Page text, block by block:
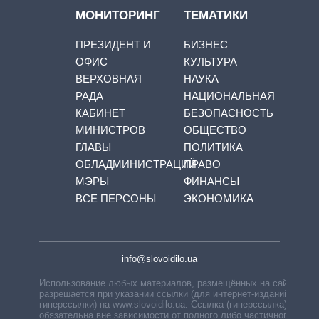
МОНИТОРИНГ
ПРЕЗИДЕНТ И
ОФИС
ВЕРХОВНАЯ
РАДА
КАБИНЕТ
МИНИСТРОВ
ГЛАВЫ
ОБЛАДМИНИСТРАЦИЙ
МЭРЫ
ВСЕ ПЕРСОНЫ
ТЕМАТИКИ
БИЗНЕС
КУЛЬТУРА
НАУКА
НАЦИОНАЛЬНАЯ
БЕЗОПАСНОСТЬ
ОБЩЕСТВО
ПОЛИТИКА
ПРАВО
ФИНАНСЫ
ЭКОНОМИКА
info@slovoidilo.ua
Использование любых материалов, размещённых на сайте,
разрешается при указании ссылки (для интернет-изданий —
гиперссылки) на www.slovoidilo.ua. Ссылка (гиперссылка)
обязательна вне зависимости от полного либо частичного